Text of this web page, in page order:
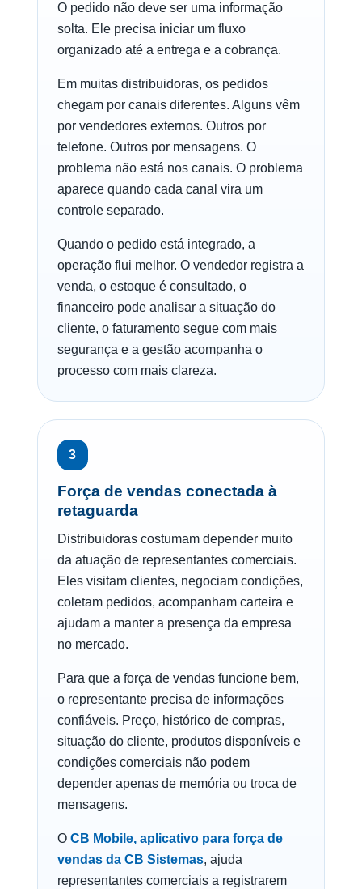
O pedido não deve ser uma informação
solta. Ele precisa iniciar um fluxo
organizado até a entrega e a cobrança.
Em muitas distribuidoras, os pedidos
chegam por canais diferentes. Alguns vêm
por vendedores externos. Outros por
telefone. Outros por mensagens. O
problema não está nos canais. O problema
aparece quando cada canal vira um
controle separado.
Quando o pedido está integrado, a
operação flui melhor. O vendedor registra a
venda, o estoque é consultado, o
financeiro pode analisar a situação do
cliente, o faturamento segue com mais
segurança e a gestão acompanha o
processo com mais clareza.
3
Força de vendas conectada à
retaguarda
Distribuidoras costumam depender muito
da atuação de representantes comerciais.
Eles visitam clientes, negociam condições,
coletam pedidos, acompanham carteira e
ajudam a manter a presença da empresa
no mercado.
Para que a força de vendas funcione bem,
o representante precisa de informações
confiáveis. Preço, histórico de compras,
situação do cliente, produtos disponíveis e
condições comerciais não podem
depender apenas de memória ou troca de
mensagens.
O CB Mobile, aplicativo para força de
vendas da CB Sistemas, ajuda
representantes comerciais a registrarem